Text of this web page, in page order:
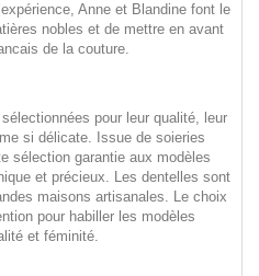
Anne et Blandine font le
nobles et de mettre en avant
de la couture.
pour leur qualité, leur
si délicate. Issue de soieries
sélection garantie aux modèles
et précieux. Les dentelles sont
maisons artisanales. Le choix
pour habiller les modèles
et féminité.